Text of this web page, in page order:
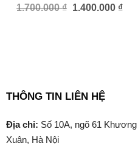
1.700.000₫
Giá
gốc
1.400.000 ₫Giá
THÔNG TIN LIÊN HỆ
Địa chỉ: Số 10A, ngõ 61
Xuân, Hà Nội